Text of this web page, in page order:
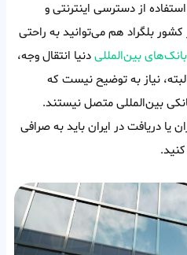
از دسترسی اینترنتی و
بلگراد هم می‌توانید به راحتی
بانک‌های بین‌المللیدنیا انتقال وجه،
نیاز به توضیح نیست که
بین‌المللی متصل نیستند.
یا دریافت در ایران باید به صرافی